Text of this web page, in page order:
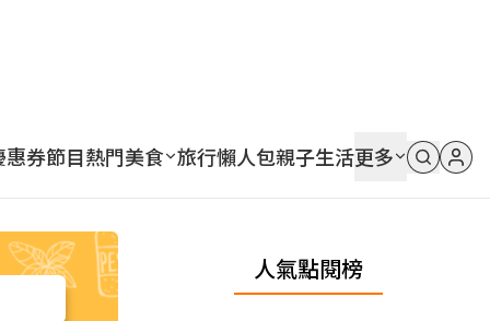
惠券節目熱門美食 旅行懶人包親子生活更多
人氣點閱榜